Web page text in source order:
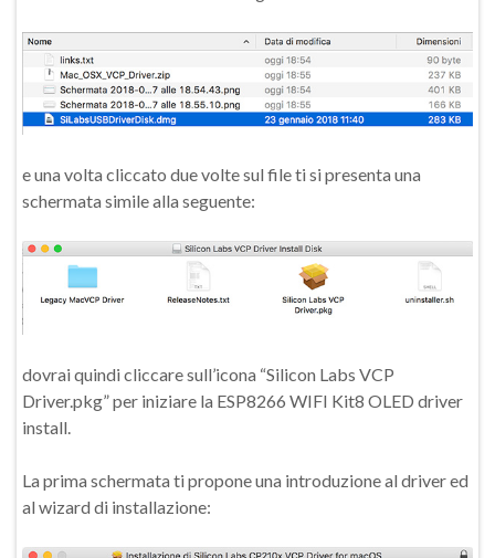
e una volta cliccato due volte sul file ti si presenta una
schermata simile alla seguente:
dovrai quindi cliccare sull’icona “Silicon Labs VCP
Driver.pkg” per iniziare la ESP8266 WIFI Kit8 OLED driver
install.
La prima schermata ti propone una introduzione al driver ed
al wizard di installazione: